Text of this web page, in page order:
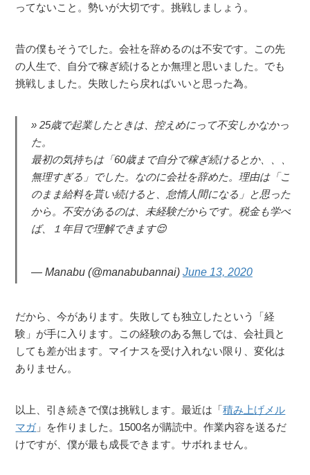
ってないこと。勢いが大切です。挑戦しましょう。
昔の僕もそうでした。会社を辞めるのは不安です。この先
の人生で、自分で稼ぎ続けるとか無理と思いました。でも
挑戦しました。失敗したら戻ればいいと思った為。
25歳で起業したときは、控えめにって不安しかなかっ
た。
最初の気持ちは「60歳まで自分で稼ぎ続けるとか、、、
無理すぎる」でした。なのに会社を辞めた。理由は「こ
のまま給料を貰い続けると、怠惰人間になる」と思った
から。不安があるのは、未経験だからです。税金も学べ
ば、１年目で理解できます😌
— Manabu (@manabubannai) June 13, 2020
だから、今があります。失敗しても独立したという「経
験」が手に入ります。この経験のある無しでは、会社員と
しても差が出ます。マイナスを受け入れない限り、変化は
ありません。
以上、引き続きで僕は挑戦します。最近は「積み上げメル
マガ 」を作りました。1500名が購読中。作業内容を送るだ
けですが、僕が最も成長できます。サボれません。